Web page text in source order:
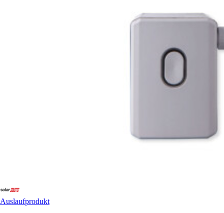
Auslaufprodukt